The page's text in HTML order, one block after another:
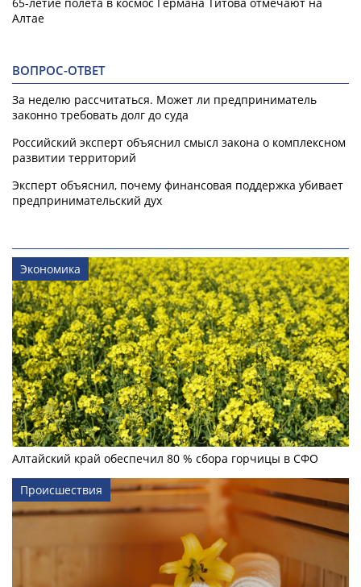
Алтае
ВОПРОС-ОТВЕТ
За неделю рассчитаться. Может ли предприниматель
законно требовать долг до суда
Российский эксперт объяснил смысл закона о комплексном
развитии территорий
Эксперт объяснил, почему финансовая поддержка убивает
предпринимательский дух
Экономика
Алтайский край обеспечил 80 % сбора горчицы в СФО
Происшествия